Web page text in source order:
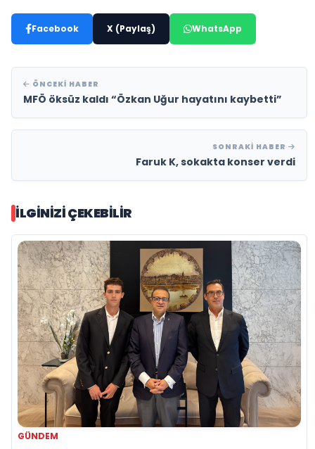
Facebook X (Paylaş) WhatsApp
ÖNCEKI HABER
MFÖ öksüz kaldı “Özkan Uğur hayatını kaybetti”
SONRAKI HABER
Faruk K, sokakta konser verdi
İLGINIZI ÇEKEBILIR
GÜNDEM